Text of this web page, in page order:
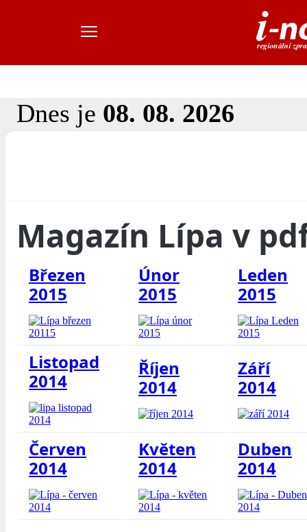
Dnes je 08. 08. 2026
Magazín Lípa v
Březen
2015
Únor
2015
Leden
2015
Listopad
2014
Říjen
2014
Září
2014
Červen
2014
Květen
2014
Duben
2014